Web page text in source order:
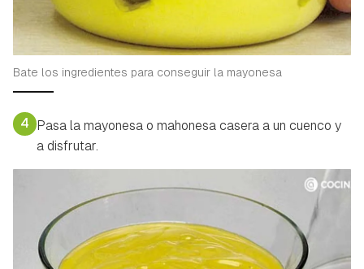
INICIAR SESIÓN CANCELAR
Bate los ingredientes para conseguir la mayonesa
4 Pasa la mayonesa o mahonesa casera a un cuenco y
a disfrutar.
ACEPTAR